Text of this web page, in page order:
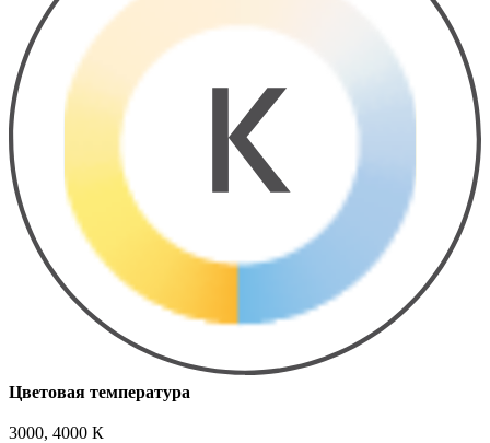
Цветовая температура
3000, 4000 К